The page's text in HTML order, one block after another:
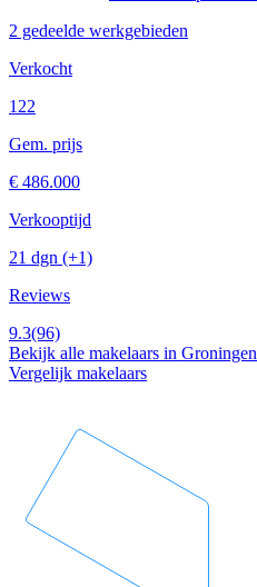
2 gedeelde werkgebieden
Verkocht
122
Gem. prijs
€ 486.000
Verkooptijd
21 dgn (+1)
Reviews
9.3(96)
Bekijk alle makelaars in Groningen
Vergelijk makelaars